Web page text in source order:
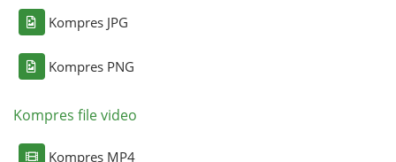
Kompres JPG
Kompres PNG
Kompres file video
Kompres MP4